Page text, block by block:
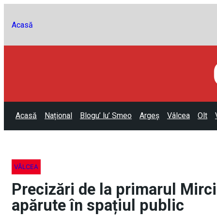
Acasă
Acasă Național Blogu’ lu’ Smeo Argeș Vâlcea Olt
VÂLCEA
Precizări de la primarul
apărute în spațiul public